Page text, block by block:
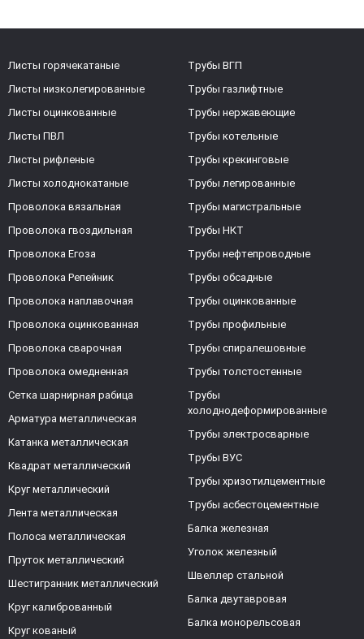
Листы горячекатаные
Листы низколегированные
Листы оцинкованные
Листы ПВЛ
Листы рифленые
Листы холоднокатаные
Проволока вязальная
Проволока гвоздильная
Проволока Егоза
Проволока Репейник
Проволока наплавочная
Проволока оцинкованная
Проволока сварочная
Проволока омедненная
Сетка шарнирная рабица
Арматура металлическая
Катанка металлическая
Квадрат металлический
Круг металлический
Лента металлическая
Полоса металлическая
Пруток металлический
Шестигранник металлический
Круг калиброванный
Круг кованый
Трубы ВГП
Трубы газлифтные
Трубы нержавеющие
Трубы котельные
Трубы крекинговые
Трубы легированные
Трубы магистральные
Трубы НКТ
Трубы нефтепроводные
Трубы обсадные
Трубы оцинкованные
Трубы профильные
Трубы спиралешовные
Трубы толстостенные
Трубы
холоднодеформированные
Трубы электросварные
Трубы ВУС
Трубы хризотилцементные
Трубы асбестоцементные
Балка железная
Уголок железный
Швеллер стальной
Балка двутавровая
Балка монорельсовая